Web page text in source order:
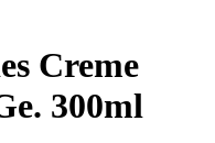
Creme
300ml